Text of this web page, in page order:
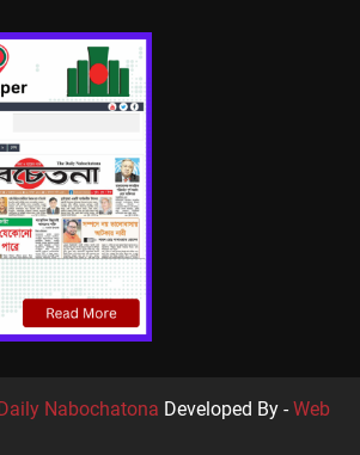
Daily Nabochatona Developed By -Web